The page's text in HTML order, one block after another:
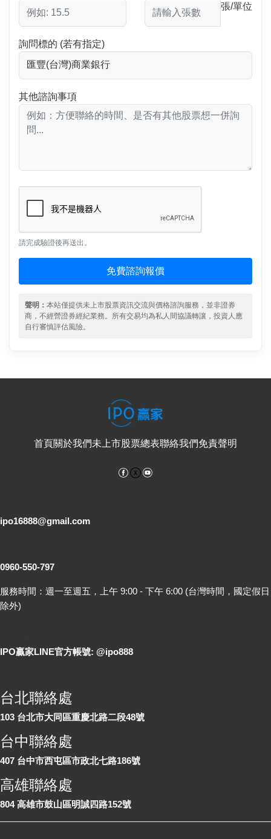
張/單位
詢問標的 (若有指定)
其他諮詢事項
請完成驗證後再送出。
免費諮詢報價
聲明： 本站僅提供未上市股票資訊交流與價格諮詢服務，並非證券
商，不經營證券經紀業務。所有交易均為私人間協議轉讓，投資人應
自行審慎評估風險。
首頁關於我們未上市股票總表聯絡我們免責聲明
Facebook
ipo16888@gmail.com
0960-550-797
服務時間：週一至週五，上午 9:00 - 下午 6:00 (台灣時間，國定假日
除外)
IPO贏家LINE官方帳號: @ipo888
台北聯絡處
103 台北市大同區重慶北路二段48號
台中聯絡處
407 台中市西屯區市政北七路186號
高雄聯絡處
804 高雄市鼓山區明誠四路152號